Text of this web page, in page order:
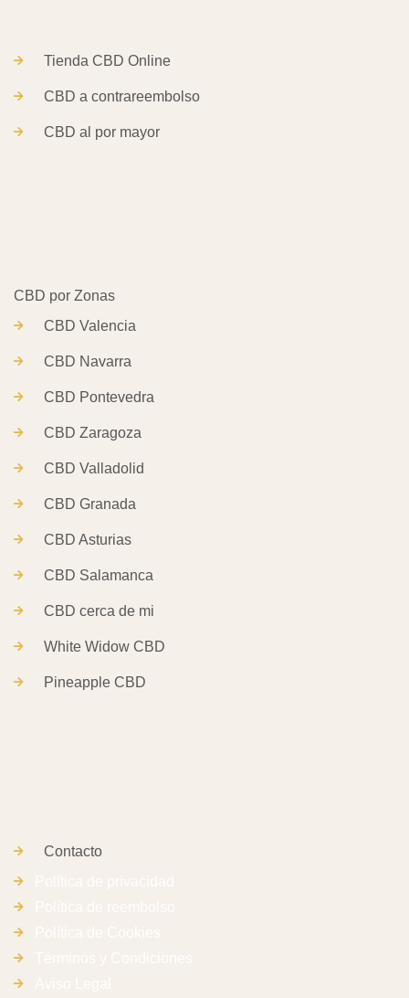
Tienda CBD Online
CBD a contrareembolso
CBD al por mayor
CBD Valencia
CBD Navarra
CBD Pontevedra
CBD Zaragoza
CBD Valladolid
CBD Granada
CBD Asturias
CBD Salamanca
CBD cerca de mi
White Widow CBD
Pineapple CBD
Contacto